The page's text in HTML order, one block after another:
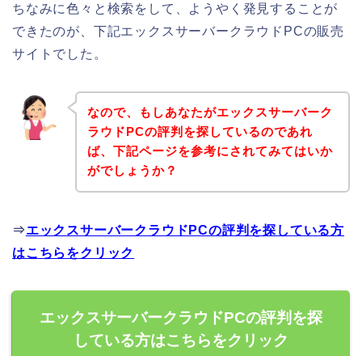
ちなみに色々と検索をして、ようやく発見することが
できたのが、下記エックスサーバークラウドPCの販売
サイトでした。
なので、もしあなたがエックスサーバーク
ラウドPCの評判を探しているのであれ
ば、下記ページを参考にされてみてはいか
がでしょうか？
⇒エックスサーバークラウドPCの評判を探している方
はこちらをクリック
エックスサーバークラウドPCの評判を探
している方はこちらをクリック